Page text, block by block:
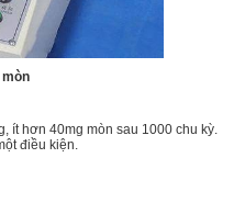
ít hơn 40mg mòn sau 1000 chu kỳ.
điều kiện.